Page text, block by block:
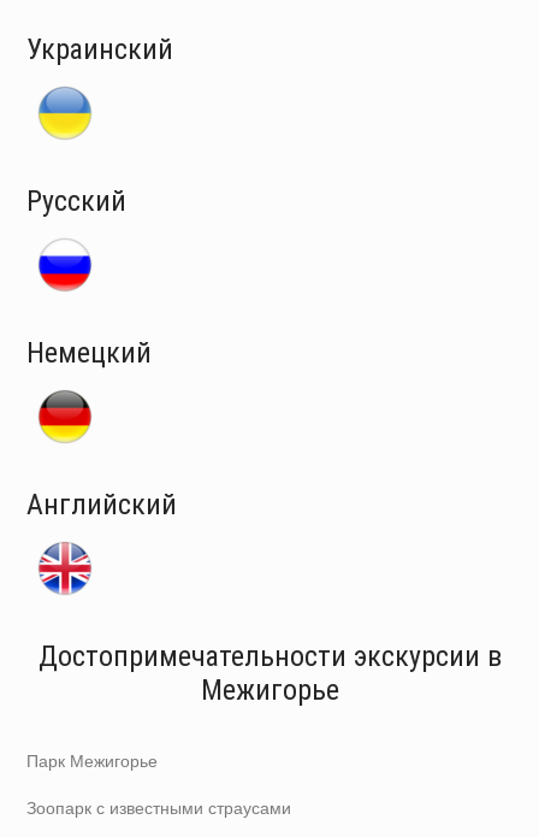
Украинский
Русский
Немецкий
Английский
Достопримечательности экскурсии в
Межигорье
Парк Межигорье
Зоопарк с известными страусами